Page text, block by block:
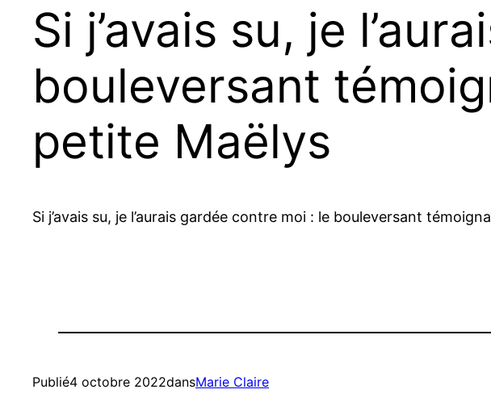
Si j’avais su, je
bouleversant
petite Maëlys
Si j’avais su, je l’aurais gardée contre moi : le bouleversant
Publié4 octobre 2022dansMarie Claire